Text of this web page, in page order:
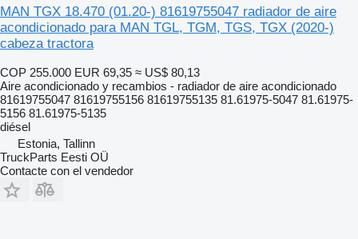
MAN TGX 18.470 (01.20-) 81619755047 radiador de aire
acondicionado para MAN TGL, TGM, TGS, TGX (2020-)
cabeza tractora
COP 255.000 EUR 69,35 ≈ US$ 80,13
Aire acondicionado y recambios - radiador de aire acondicionado
81619755047 81619755156 81619755135 81.61975-5047 81.61975-
5156 81.61975-5135
diésel
Estonia, Tallinn
TruckParts Eesti OÜ
Contacte con el vendedor